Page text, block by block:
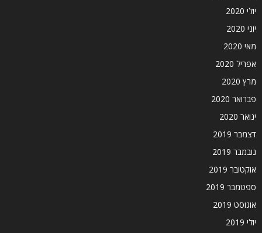
יולי 2020
יוני 2020
מאי 2020
אפריל 2020
מרץ 2020
פברואר 2020
ינואר 2020
דצמבר 2019
נובמבר 2019
אוקטובר 2019
ספטמבר 2019
אוגוסט 2019
יולי 2019